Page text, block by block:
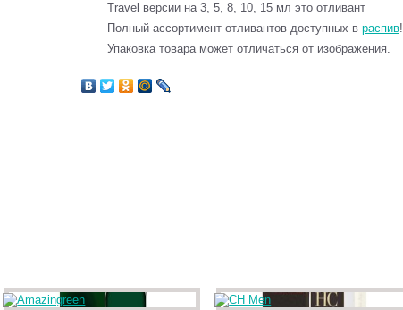
Travel версии на 3, 5, 8, 10, 15 мл это отливант
Полный ассортимент отливантов доступных в распив!
Упаковка товара может отличаться от изображения.